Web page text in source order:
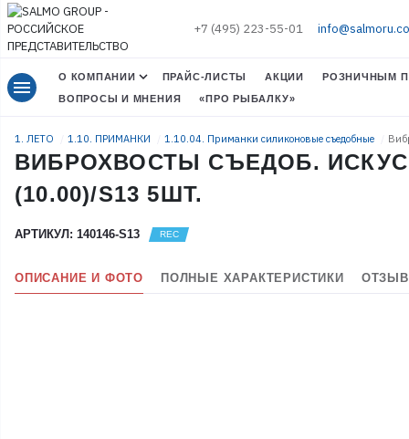
+7 (495) 223-55-01
menu О КОМПАНИИ ПРАЙС-ЛИСТЫ АКЦИИ
РОЗНИЧНЫМ
ВОПРОСЫ И МНЕНИЯ
«ПРО РЫБАЛКУ»
1. ЛЕТО 1.10. ПРИМАНКИ 1.10.04. Приманки силиконовые съедобные
ВИБРОХВОСТЫ СЪЕДОБ.
(10.00)/S13 5ШТ.
АРТИКУЛ: 140146-S13
ОПИСАНИЕ И ФОТО ПОЛНЫЕ ХАРАКТЕРИСТИКИ